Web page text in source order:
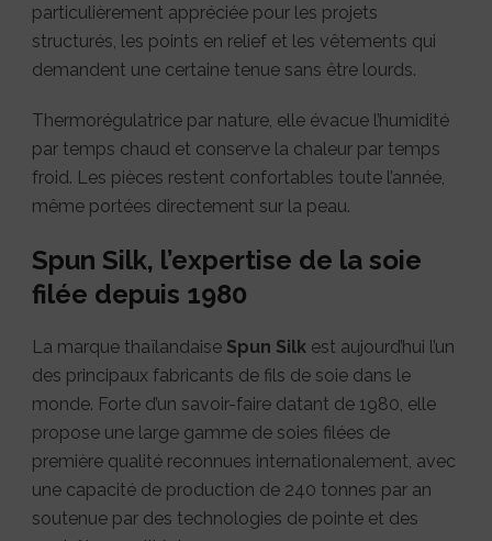
particulièrement appréciée pour les projets
structurés, les points en relief et les vêtements qui
demandent une certaine tenue sans être lourds.
Thermorégulatrice par nature, elle évacue l’humidité
par temps chaud et conserve la chaleur par temps
froid. Les pièces restent confortables toute l’année,
même portées directement sur la peau.
Spun Silk, l’expertise de la soie
filée depuis 1980
La marque thaïlandaise Spun Silk est aujourd’hui l’un
des principaux fabricants de fils de soie dans le
monde. Forte d’un savoir-faire datant de 1980, elle
propose une large gamme de soies filées de
première qualité reconnues internationalement, avec
une capacité de production de 240 tonnes par an
soutenue par des technologies de pointe et des